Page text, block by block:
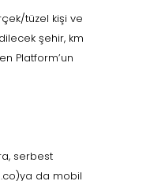
tüzel kişi ve
şehir, km
Platform’un
serbest
da mobil